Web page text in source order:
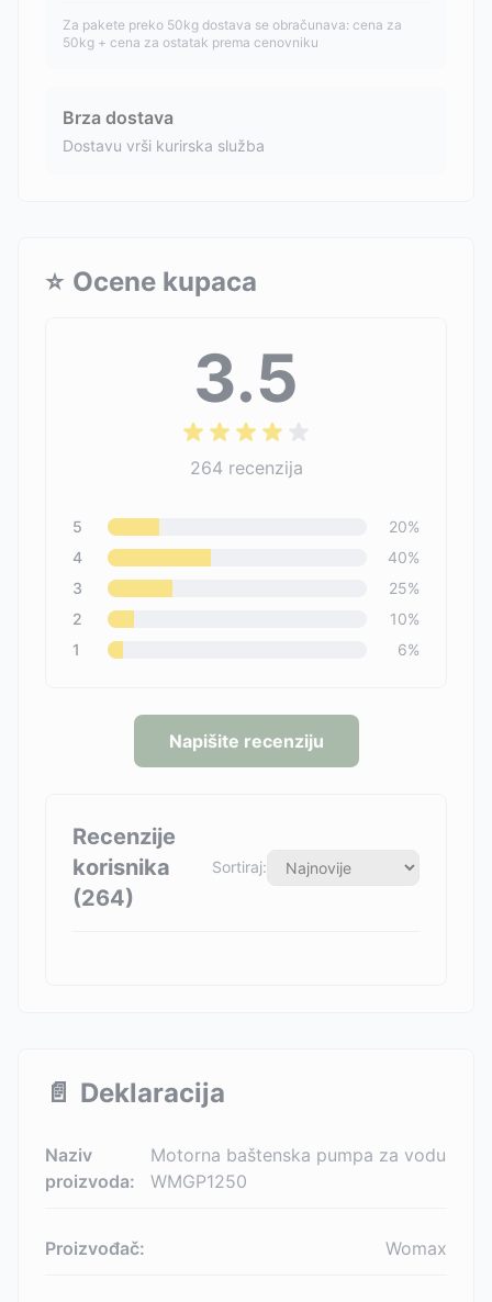
Za pakete preko 50kg dostava se obračunava: cena za
50kg + cena za ostatak prema cenovniku
Brza dostava
Dostavu vrši kurirska služba
⭐ Ocene kupaca
3.5
264 recenzija
5 20%
4
40%
3
25%
2
10%
1
6%
Napišite recenziju
Recenzije
korisnika
(264)
Sortiraj:
📄 Deklaracija
Naziv
proizvoda:
Motorna baštenska pumpa za vodu
WMGP1250
Proizvođač: Womax